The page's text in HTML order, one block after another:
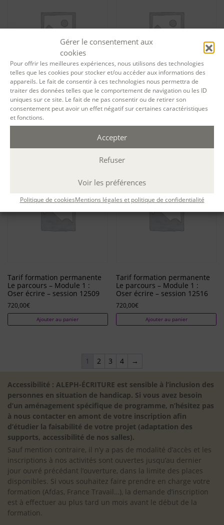
Gérer le consentement aux
cookies
Pour offrir les meilleures expériences, nous utilisons des technologies
telles que les cookies pour stocker et/ou accéder aux informations des
appareils. Le fait de consentir à ces technologies nous permettra de
traiter des données telles que le comportement de navigation ou les ID
uniques sur ce site. Le fait de ne pas consentir ou de retirer son
consentement peut avoir un effet négatif sur certaines caractéristiques
et fonctions.
Accepter
Refuser
Voir les préférences
Politique de cookiesMentions légales et politique de confidentialité
Tarif formation permanente
Le parcours – Module 1 :
Oser écrire – session 12338
720,00€
Tarif formation permanente
Le parcours – Module 1 :
Oser écrire – session 12394
Tarif formation permanente
Le parcours – Module 1 :
Oser écrire – session 12509
720,00€
Ajouter au panier
Tarif formation permanente
Le parcours – Module 1 :
Oser écrire – session 12516
720,00€
Ajouter au panier
1 2 3 4 →
Accessibilité : ALEPH-ÉCRITURE est sensible à l’inclusion des
personnes en situation de handicap. Si vous avez besoin
d’un aménagement spécifique de programme, n’hésitez pas
à nous contacter en amont de votre inscription afin
d’étudier la faisabilité de votre projet (adaptation des
supports, accessibilité de nos salles).
Sauf mention contraire, il n’y a pas de modalité d’accès et les
inscriptions à nos activités sont ouvertes jusqu’au dernier
jour ouvré précédant l’ouverture, dans la limite des places
disponibles. Si vous souhaitez faire prendre en charge votre
formation (Afdas, France Travail…), la demande d’inscription
est à effectuer au plus tard un mois avant le début de la
formation.